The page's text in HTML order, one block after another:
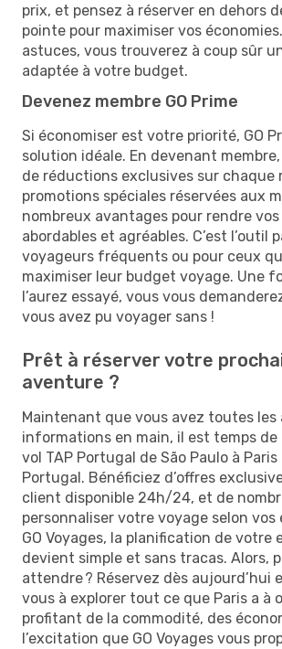
prix, et pensez à réserver en dehors
pointe pour maximiser vos
astuces, vous trouverez à coup sûr
adaptée à votre budget.
Devenez membre GO Prime
Si économiser est votre priorité, GO
solution idéale. En devenant
de réductions exclusives sur chaque
promotions spéciales réservées aux
nombreux avantages pour rendre
abordables et agréables. C’est l’outil
voyageurs fréquents ou pour ceux
maximiser leur budget voyage. Une
l’aurez essayé, vous vous
vous avez pu voyager sans !
Prêt à réserver votre
aventure ?
Maintenant que vous avez toutes les
informations en main, il est temps
vol TAP Portugal de São Paulo à Paris
Portugal. Bénéficiez d’offres
client disponible 24h/24, et de
personnaliser votre voyage selon vos
GO Voyages, la planification de votre
devient simple et sans tracas. Alors,
attendre ? Réservez dès aujourd’hui
vous à explorer tout ce que Paris a à
profitant de la commodité, des
l’excitation que GO Voyages vous